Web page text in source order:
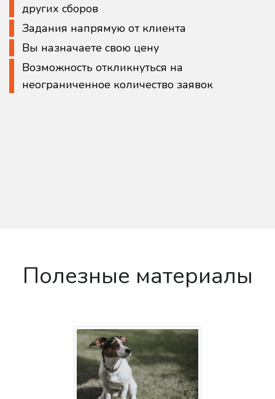
других сборов
Задания напрямую от клиента
Вы назначаете свою цену
Возможность откликнуться на
неограниченное количество заявок
Полезные материалы